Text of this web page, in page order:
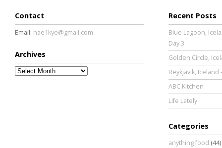
Contact
Email: hae1kye@gmail.com
Archives
Archives
Recent Posts
Blue Lagoon,
Day 3
Golden Circle,
Reykjavik, Iceland
ABC Kitchen
Life Lately
Categories
anything food (44)